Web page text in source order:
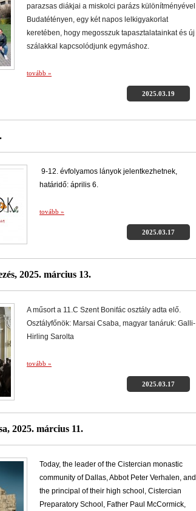
parazsas diákjai a miskolci parázs különítményével
Budatétényen, egy két napos lelkigyakorlat
keretében, hogy megosszuk tapasztalatainkat és új
szálakkal kapcsolódjunk egymáshoz.
tovább »
2025.03.19
9-12. évfolyamos lányok jelentkezhetnek,
határidő: április 6.
tovább »
2025.03.17
2025. március 13.
A műsort a 11.C Szent Bonifác osztály adta elő.
Osztályfőnök: Marsai Csaba, magyar tanáruk: Galli-
Hirling Sarolta
tovább »
2025.03.17
2025. március 11.
Today, the leader of the Cistercian monastic
community of Dallas, Abbot Peter Verhalen, and
the principal of their high school, Cistercian
Preparatory School, Father Paul McCormick,